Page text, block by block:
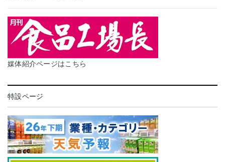
媒体紹介ページはこちら
特設ページ